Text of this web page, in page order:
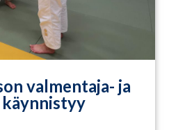
valmentaja- ja